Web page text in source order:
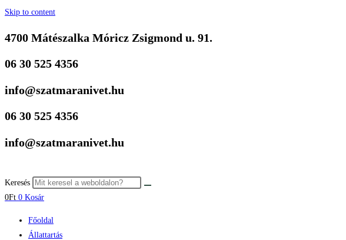
Skip to content
4700 Mátészalka Móricz Zsigmond u. 91.
06 30 525 4356
info@szatmaranivet.hu
06 30 525 4356
info@szatmaranivet.hu
Keresés
0Ft 0 Kosár
Főoldal
Állattartás